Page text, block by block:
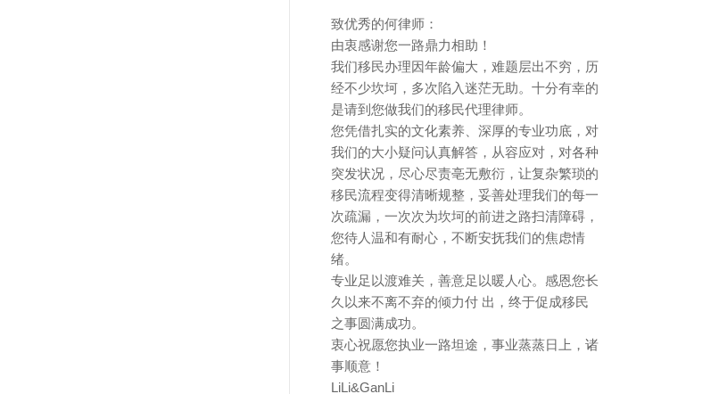
致优秀的何律师：
由衷感谢您一路鼎力相助！
我们移民办理因年龄偏大，难题层出不穷，历
经不少坎坷，多次陷入迷茫无助。十分有幸的
是请到您做我们的移民代理律师。
您凭借扎实的文化素养、深厚的专业功底，对
我们的大小疑问认真解答，从容应对，对各种
突发状况，尽心尽责亳无敷衍，让复杂繁琐的
移民流程变得清晰规整，妥善处理我们的每一
次疏漏，一次次为坎坷的前进之路扫清障碍，
您待人温和有耐心，不断安抚我们的焦虑情
绪。
专业足以渡难关，善意足以暖人心。感恩您长
久以来不离不弃的倾力付 出，终于促成移民
之事圆满成功。
衷心祝愿您执业一路坦途，事业蒸蒸日上，诸
事顺意！
LiLi&GanLi